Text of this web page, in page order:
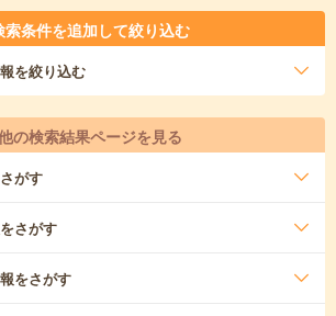
索条件を追加して絞り込む
を絞り込む
の検索結果ページを見る
がす
さがす
をさがす